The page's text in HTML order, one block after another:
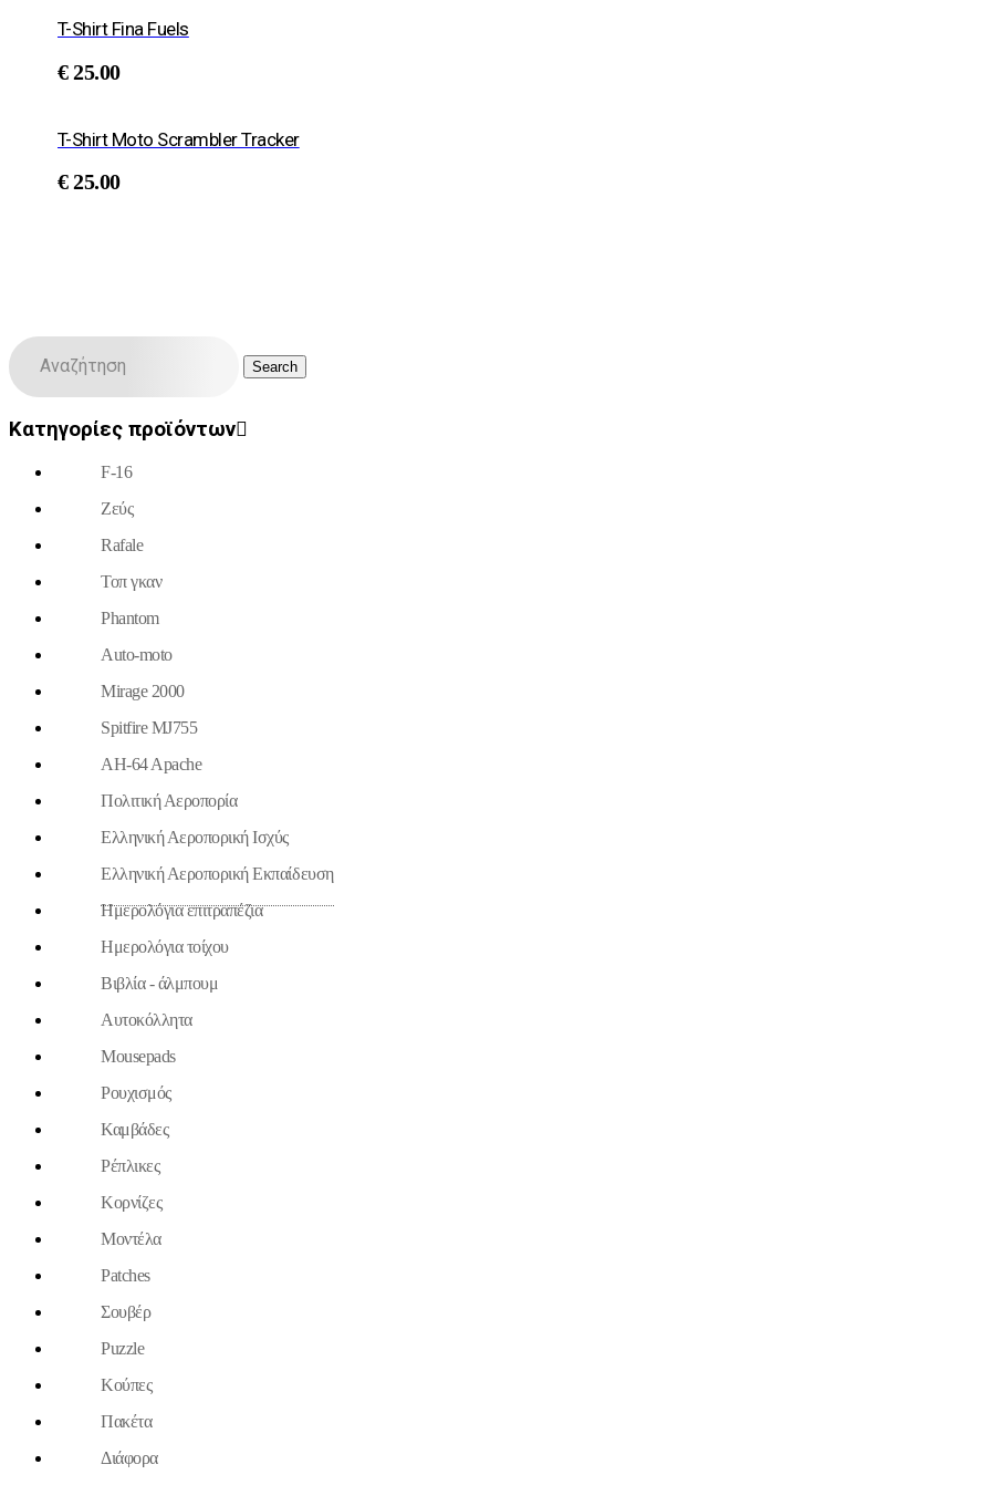
T-Shirt Fina Fuels
€ 25.00
T-Shirt Moto Scrambler Tracker
€ 25.00
Κατηγορίες προϊόντων
F-16
Ζεύς
Rafale
Τοπ γκαν
Phantom
Auto-moto
Mirage 2000
Spitfire MJ755
AH-64 Apache
Πολιτική Αεροπορία
Ελληνική Αεροπορική Ισχύς
Ελληνική Αεροπορική Εκπαίδευση
Ημερολόγια επιτραπέζια
Ημερολόγια τοίχου
Βιβλία - άλμπουμ
Aυτοκόλλητα
Mousepads
Ρουχισμός
Καμβάδες
Ρέπλικες
Κορνίζες
Μοντέλα
Patches
Σουβέρ
Puzzle
Κούπες
Πακέτα
Διάφορα